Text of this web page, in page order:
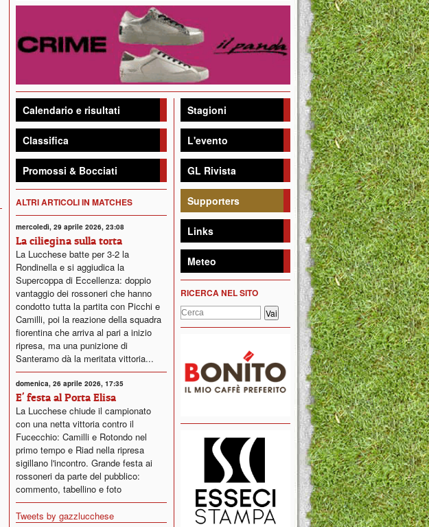
Calendario e risultati
Classifica
Promossi & Bocciati
ALTRI ARTICOLI IN MATCHES
mercoledì, 29 aprile 2026, 23:08
La ciliegina sulla torta
La Lucchese batte per 3-2 la
Rondinella e si aggiudica la
Supercoppa di Eccellenza: doppio
vantaggio dei rossoneri che hanno
condotto tutta la partita con Picchi e
Camilli, poi la reazione della squadra
fiorentina che arriva al pari a inizio
ripresa, ma una punizione di
Santeramo dà la meritata vittoria...
domenica, 26 aprile 2026, 17:35
E' festa al Porta Elisa
La Lucchese chiude il campionato
con una netta vittoria contro il
Fucecchio: Camilli e Rotondo nel
primo tempo e Riad nella ripresa
sigillano l'incontro. Grande festa ai
rossoneri da parte del pubblico:
commento, tabellino e foto
Tweets by gazzlucchese
Stagioni
L'evento
GL Rivista
Supporters
Links
Meteo
RICERCA NEL SITO